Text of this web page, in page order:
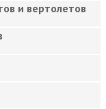
и вертолетов